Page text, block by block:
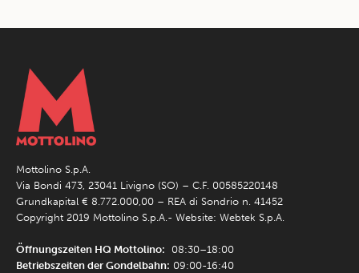
Mottolino S.p.A.
Via Bondi 473, 23041 Livigno (SO) – C.F. 00585220148
Grundkapital € 8.772.000,00 – REA di Sondrio n. 41452
Copyright 2019 Mottolino S.p.A.- Website: Webtek S.p.A.
Öffnungszeiten HQ Mottolino: 08:30–18:00
Betriebszeiten der Gondelbahn: 09:00-16:40